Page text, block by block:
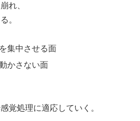
れ、
。
集中させる面
かさない面
覚処理に適応していく。